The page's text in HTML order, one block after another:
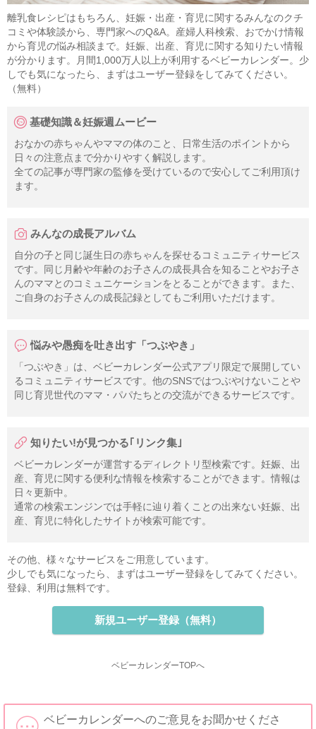
離乳食レシピはもちろん、妊娠・出産・育児に関するみんなのクチ
コミや体験談から、専門家へのQ&A。産婦人科検索、おでかけ情報
から育児の悩み相談まで。妊娠、出産、育児に関する知りたい情報
が分かります。月間1,000万人以上が利用するベビーカレンダー。少
しでも気になったら、まずはユーザー登録をしてみてください。
（無料）
基礎知識＆妊娠週ムービー
おなかの赤ちゃんやママの体のこと、日常生活のポイントから
日々の注意点まで分かりやすく解説します。
全ての記事が専門家の監修を受けているので安心してご利用頂け
ます。
みんなの成長アルバム
自分の子と同じ誕生日の赤ちゃんを探せるコミュニティサービス
です。同じ月齢や年齢のお子さんの成長具合を知ることやお子さ
んのママとのコミュニケーションをとることができます。また、
ご自身のお子さんの成長記録としてもご利用いただけます。
悩みや愚痴を吐き出す「つぶやき」
「つぶやき」は、ベビーカレンダー公式アプリ限定で展開してい
るコミュニティサービスです。他のSNSではつぶやけないことや
同じ育児世代のママ・パパたちとの交流ができるサービスです。
知りたい!が見つかる｢リンク集｣
ベビーカレンダーが運営するディレクトリ型検索です。妊娠、出
産、育児に関する便利な情報を検索することができます。情報は
日々更新中。
通常の検索エンジンでは手軽に辿り着くことの出来ない妊娠、出
産、育児に特化したサイトが検索可能です。
その他、様々なサービスをご用意しています。
少しでも気になったら、まずはユーザー登録をしてみてください。
登録、利用は無料です。
新規ユーザー登録（無料）
ベビーカレンダーTOPへ
ベビーカレンダーへのご意見をお聞かせくださ